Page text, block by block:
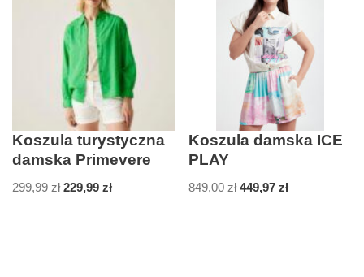
Koszula turystyczna
damska Primevere
299,99zł 229,99 zł
Koszula damska ICE
PLAY
849,00zł 449,97zł